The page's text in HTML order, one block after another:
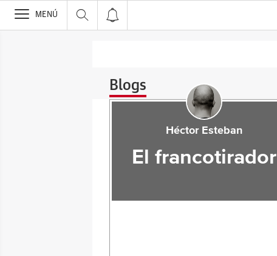
>
MENÚ
Blogs
Héctor Esteban
El francotirador